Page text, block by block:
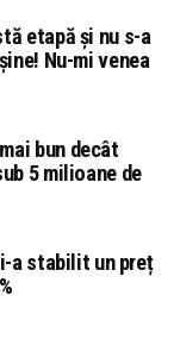
etapă și nu s-a
Nu-mi venea
bun decât
5 milioane de
a stabilit un preț